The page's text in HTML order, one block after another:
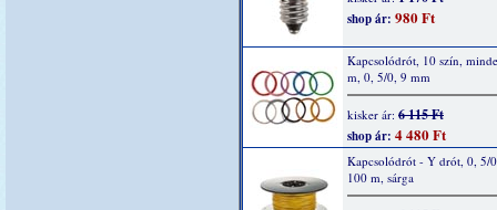
shop ár: 980 Ft
Kapcsolódrót, 10 szín,
m, 0, 5/0, 9 mm
kisker ár: 6 115 Ft
shop ár: 4 480 Ft
Kapcsolódrót - Y drót, 0, 5/
100 m, sárga